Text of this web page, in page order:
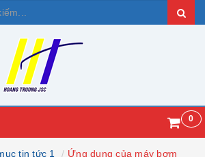
0
tin tức 1
Ứng dụng của máy bơm